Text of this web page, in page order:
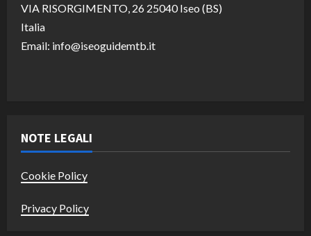
VIA RISORGIMENTO, 26 25040 Iseo (BS)
Italia
Email: info@iseoguidemtb.it
NOTE LEGALI
Cookie Policy
Privacy Policy